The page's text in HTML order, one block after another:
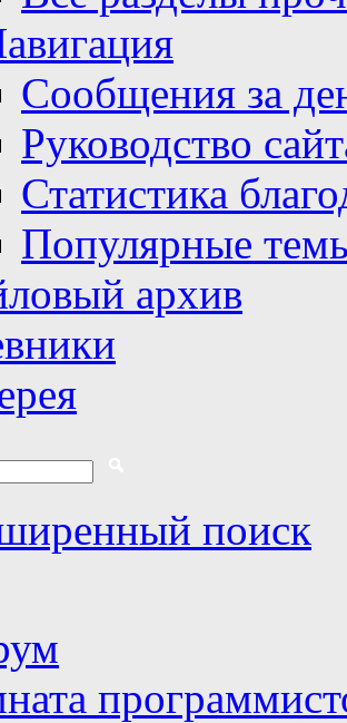
Сообщения за
Руководство
Статистика
Популярные
архив
поиск